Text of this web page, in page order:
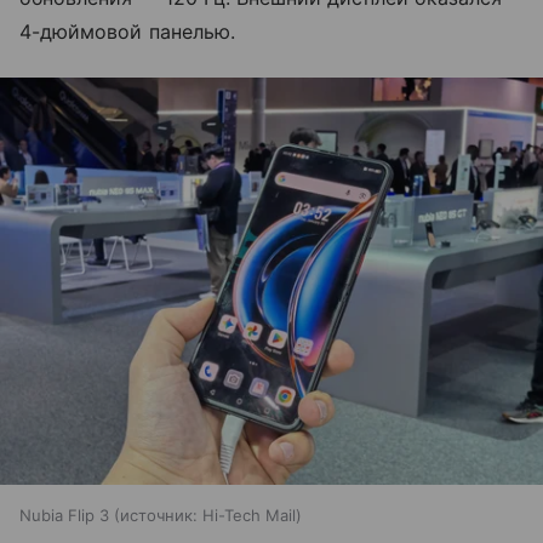
4-дюймовой панелью.
Nubia Flip 3 источник: Hi-Tech Mail